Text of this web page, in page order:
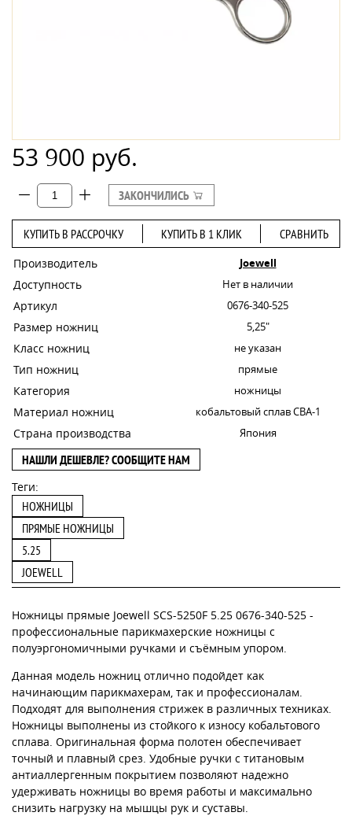
53 900 руб.
ЗАКОНЧИЛИСЬ
КУПИТЬ В РАССРОЧКУ КУПИТЬ В 1 КЛИК СРАВНИТЬ
Производитель Joewell
Доступность Нет в наличии
Артикул 0676-340-525
Размер ножниц 5,25"
Класс ножниц не указан
Тип ножниц прямые
Категория ножницы
Материал ножниц кобальтовый сплав CBA-1
Страна производства Япония
НАШЛИ ДЕШЕВЛЕ? СООБЩИТЕ НАМ
Теги:
НОЖНИЦЫ
ПРЯМЫЕ НОЖНИЦЫ
5.25
JOEWELL
Ножницы прямые Joewell SCS-5250F 5.25 0676-340-525 -
профессиональные парикмахерские ножницы с
полуэргономичными ручками и съёмным упором.
Данная модель ножниц отлично подойдет как
начинающим парикмахерам, так и профессионалам.
Подходят для выполнения стрижек в различных техниках.
Ножницы выполнены из стойкого к износу кобальтового
сплава. Оригинальная форма полотен обеспечивает
точный и плавный срез. Удобные ручки с титановым
антиаллергенным покрытием позволяют надежно
удерживать ножницы во время работы и максимально
снизить нагрузку на мышцы рук и суставы.